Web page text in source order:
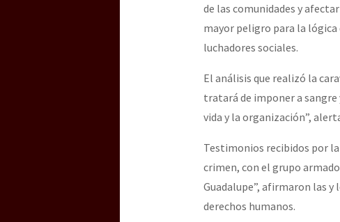
de las comunidades y
mayor peligro para la
luchadores sociales.
El análisis que realizó la
tratará de imponer a sangre
vida y la organización”,
Testimonios recibidos por
crimen, con el grupo
Guadalupe”, afirmaron las y
derechos humanos.